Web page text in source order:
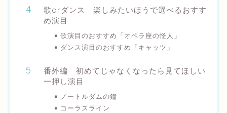
歌orダンス 楽しみたいほうで選べるおすす
め演目
歌演目のおすすめ「オペラ座の怪人」
ダンス演目のおすすめ「キャッツ」
番外編 初めてじゃなくなったら見てほしい
一押し演目
ノートルダムの鐘
コーラスライン